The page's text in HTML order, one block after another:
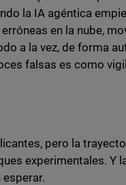
la IA agéntica
en la nube,
a la vez, de forma
falsas es como
pero la
experimentales. Y